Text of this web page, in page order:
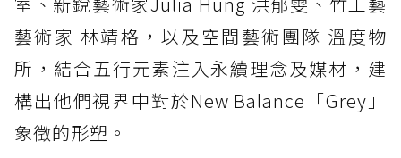
藝術家 林靖格，以及空間藝術團隊 溫度物
所，結合五行元素注入永續理念及媒材，建
構出他們視界中對於New Balance「Grey」
象徵的形塑。